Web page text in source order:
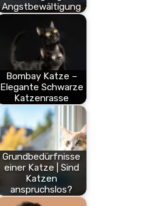
Angstbewältigung
Bombay Katze –
Elegante Schwarze
Katzenrasse
Grundbedürfnisse
einer Katze | Sind
Katzen
anspruchslos?